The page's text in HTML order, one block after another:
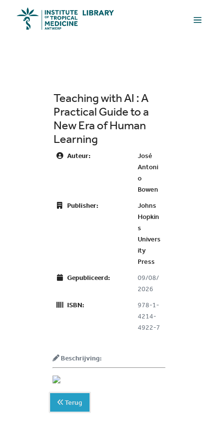
content
Menu
Teaching with AI : A
Practical Guide to a
New Era of Human
Learning
Auteur:
José
Antoni
o
Bowen
Publisher:
Johns
Hopkin
s
Univers
ity
Press
Gepubliceerd:
09/08/
2026
ISBN:
978-1-
4214-
4922-7
Beschrijving:
Terug